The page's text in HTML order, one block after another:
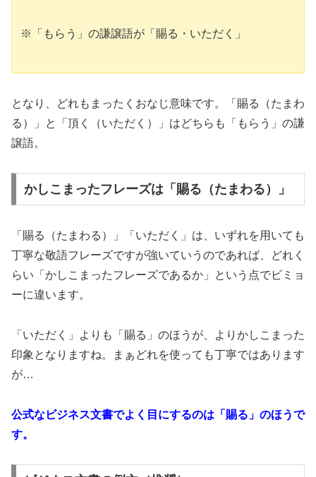
※「もらう」の謙譲語が「賜る・いただく」
となり、どれもまったくおなじ意味です。「賜る（たまわ
る）」と「頂く（いただく）」はどちらも「もらう」の謙
譲語。
かしこまったフレーズは「賜る（たまわる）」
「賜る（たまわる）」「いただく」は、いずれを用いても
丁寧な敬語フレーズですが強いていうのであれば、どれく
らい「かしこまったフレーズであるか」という点でビミョ
ーに違います。
「いただく」よりも「賜る」のほうが、よりかしこまった
印象となりますね。まぁどれを使っても丁寧ではあります
が…
公式なビジネス文書でよく目にするのは「賜る」のほうで
す。